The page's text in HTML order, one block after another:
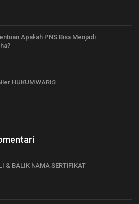
Apakah PNS Bisa Menjadi
HUKUM WARIS
& BALIK NAMA SERTIFIKAT